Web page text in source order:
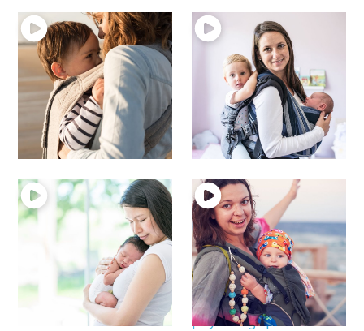
11 – Peut-on porter
un bébé qui marche ?
Porter bébé
10 – le portage à dos
Porter bébé
9 – Le portage à bras
Porter bébé
portage à bras
8 – Le portage en
porte bébé
physiologique